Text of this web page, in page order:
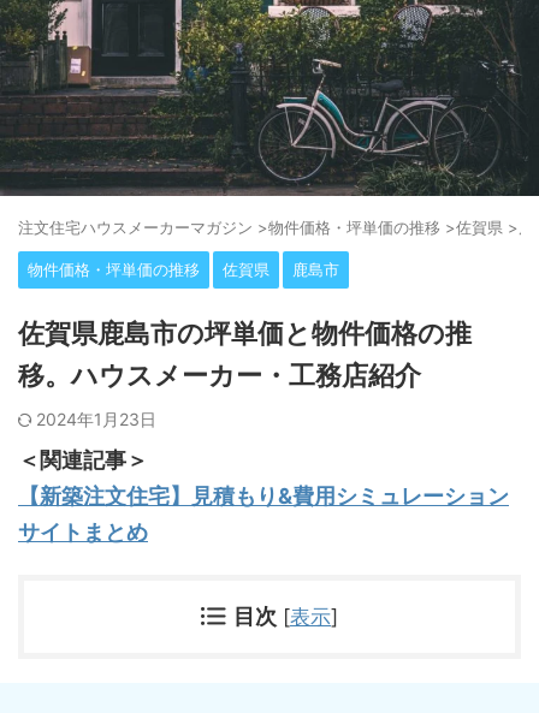
注⽂住宅ハウスメーカーマガジン >物件価格・坪単価の推移 >佐賀県 >鹿
物件価格・坪単価の推移 佐賀県 鹿島市
佐賀県鹿島市の坪単価と物件価格の推
移。ハウスメーカー・工務店紹介
2024年1月23日
＜関連記事＞
【新築注文住宅】見積もり&費用シミュレーション
サイトまとめ
目次 [表示]